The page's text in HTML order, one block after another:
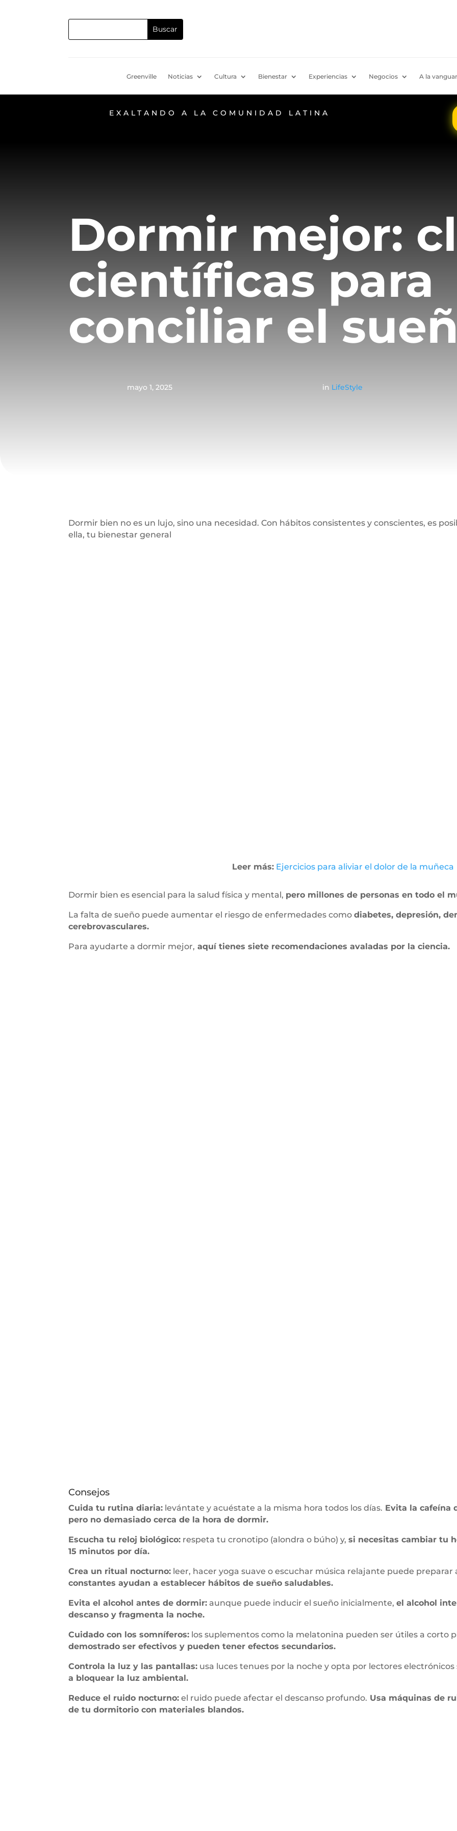
Greenville Noticias Cultura Bienestar Experiencias Negocios A la
EXALTANDO A LA COMUNIDAD LATINA
Dormir mejor:
científicas para
conciliar el
mayo 1, 2025 in LifeStyle
Dormir bien no es un lujo, sino una necesidad. Con hábitos consistentes y conscientes, es
ella, tu bienestar general
Leer más: Ejercicios para aliviar el dolor de la muñeca
Dormir bien es esencial para la salud física y mental, pero millones de personas en todo el
La falta de sueño puede aumentar el riesgo de enfermedades comodiabetes, depresión,
cerebrovasculares.
Para ayudarte a dormir mejor, aquí tienes siete recomendaciones avaladas por la ciencia.
Consejos
Cuida tu rutina diaria: levántate y acuéstate a la misma hora todos los días. Evita la cafeína
pero no demasiado cerca de la hora de dormir.
Escucha tu reloj biológico: respeta tu cronotipo (alondra o búho) y,si necesitas cambiar tu
15 minutos por día.
Crea un ritual nocturno: leer, hacer yoga suave o escuchar música relajante puede
constantes ayudan a establecer hábitos de sueño saludables.
Evita el alcohol antes de dormir: aunque puede inducir el sueño inicialmente,el alcohol
descanso y fragmenta la noche.
Cuidado con los somníferos: los suplementos como la melatonina pueden ser útiles a corto
demostrado ser efectivos y pueden tener efectos secundarios.
Controla la luz y las pantallas: usa luces tenues por la noche y opta por lectores electrónicos
a bloquear la luz ambiental.
Reduce el ruido nocturno: el ruido puede afectar el descanso profundo. Usa máquinas de
de tu dormitorio con materiales blandos.